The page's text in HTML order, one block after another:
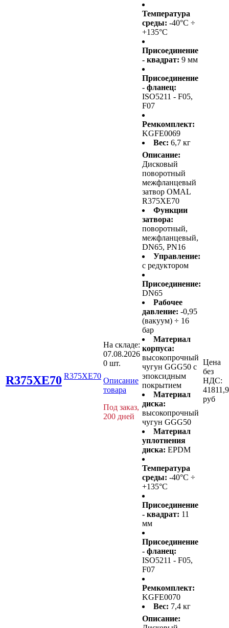
Температура
среды: -40°C ÷
+135°C
Присоединение
- квадрат: 9 мм
Присоединение
- фланец:
ISO5211 - F05,
F07
Ремкомплект:
KGFE0069
Вес: 6,7 кг
R375XE70 R375XE70
На складе:
07.08.2026
0 шт.
Описание
товара
Под заказ,
200 дней
Описание:
Дисковый
поворотный
межфланцевый
затвор OMAL
R375XE70
Функции
затвора:
поворотный,
межфланцевый,
DN65, PN16
Управление:
с редуктором
Присоединение:
DN65
Рабочее
давление: -0,95
(вакуум) ÷ 16
бар
Материал
корпуса:
высокопрочный
чугун GGG50 с
эпоксидным
покрытием
Материал
диска:
высокопрочный
чугун GGG50
Материал
уплотнения
диска: EPDM
Температура
среды: -40°C ÷
+135°C
Присоединение
- квадрат: 11
мм
Присоединение
- фланец:
ISO5211 - F05,
F07
Ремкомплект:
KGFE0070
Вес: 7,4 кг
Цена
без
НДС:
руб
Описание: